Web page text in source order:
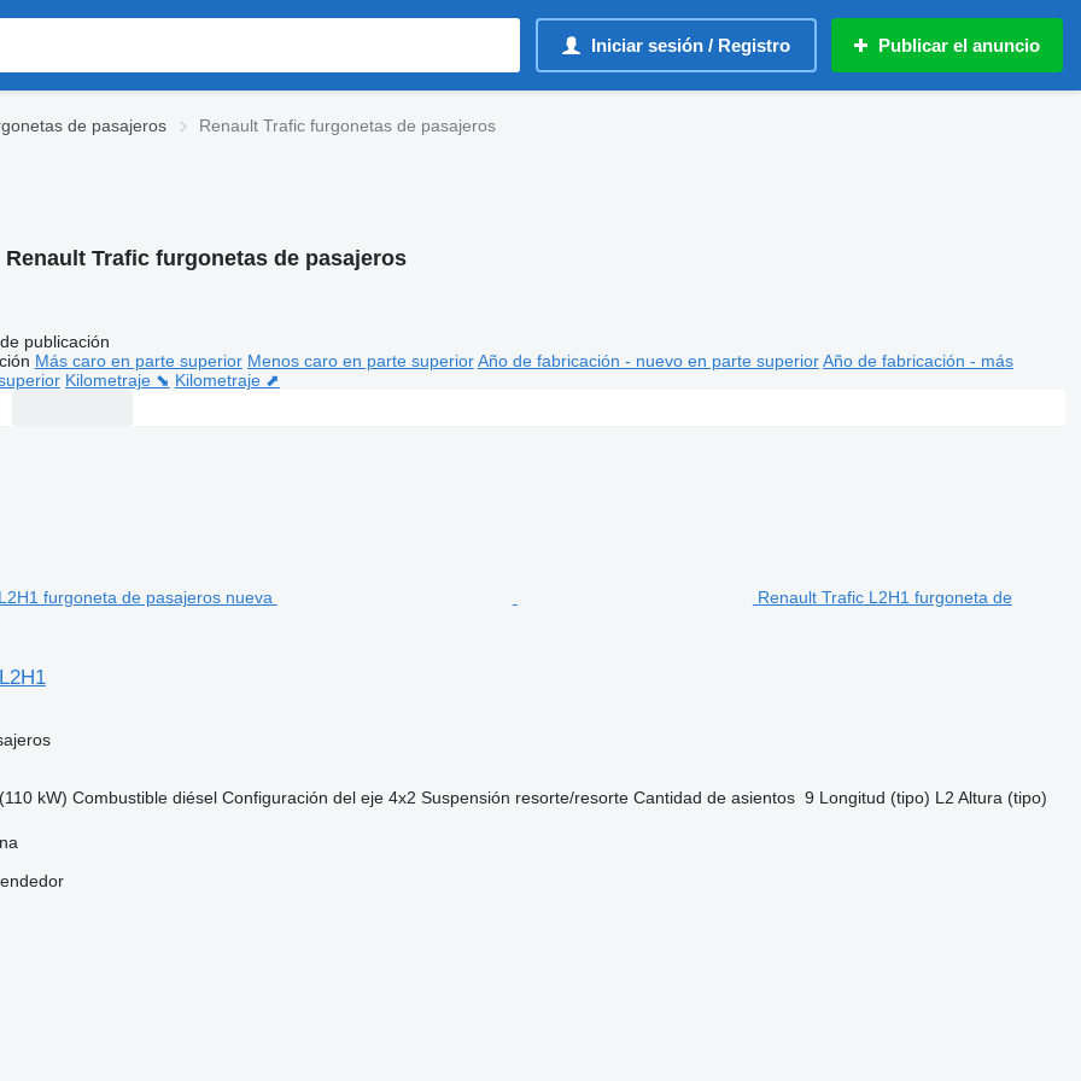
Iniciar sesión / Registro Publicar el anuncio
de pasajeros Renault Trafic furgonetas de pasajeros
Renault Trafic furgonetas de pasajeros
publicación
Más caro en parte superior Menos caro en parte superior Año de fabricación - nuevo en parte superior Año de fabricación - más
Kilometraje ⬊ Kilometraje ⬈
Renault Trafic L2H1 furgoneta de
kW) Combustible diésel Configuración del eje 4x2 Suspensión resorte/resorte Cantidad de asientos 9 Longitud (tipo) L2 Altura (tipo)